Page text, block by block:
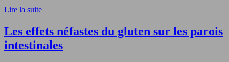
Lire la suite
Les effets néfastes du gluten sur les parois
intestinales